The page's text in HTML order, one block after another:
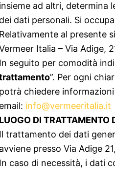
insieme ad altri, determina
dei dati personali. Si
Relativamente al presente
Italia – Via Adige,
In seguito per comodità
”. Per ogni
potrà chiedere
email: info@vermeeritalia.it
LUOGO DI TRATTAMENTO
Il trattamento dei dati
avviene presso Via Adige
In caso di necessità, i dati